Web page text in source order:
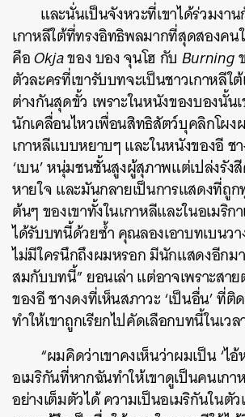
และนั่นเป็นจังหวะที่เขาได้ร่วมงา
เกาหลีใต้ที่ทรงอิทธิพลมากที่สุดสองคน
คือOkjaของ บอง จุนโฮ กับ Burning
ตัวละครที่เขารับบทจะเป็นชาวเกาหลี
ต่างกันสุดขั้ว เพราะในหนังของบองนั้นเ
นักเคลื่อนไหวเพื่อนสิทธิสัตว์บุคลิกโผง
เกาหลีแบบหยาบๆ และในหนังของอี ช
‘เบน’ หนุ่มชนชั้นสูงผู้สุภาพแต่เปล่งรั
หายใจ และมันกลายเป็นการแสดงที่ถู
ต้นๆ ของเขาทั้งในเกาหลีและในอเมริก
ได้รับบทนี้ด้วยซ้ำ คุณลองเอาบทเบนวา
ไม่มีใครนึกถึงผมหรอก มีนักแสดงอีกม
สมกับบทนี้” ยอนเล่า แต่อาจเพราะสา
ของอี ชางดงที่เห็นสภาวะ ‘เป็นอื่น’ ที่
ทำให้เขาถูกเรียกไปคัดเลือกบทนี้ในเว
“ผมคิดว่าเขาคงเห็นว่าผมเป็น ‘ไ
อเมริกันที่หากฉันทำให้เขาดูเป็นคนเก
อย่างเต็มตัวได้ ความเป็นอเมริกันในตัว